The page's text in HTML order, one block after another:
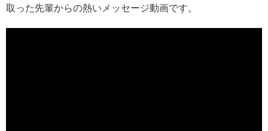
取った先輩からの熱いメッセージ動画です。